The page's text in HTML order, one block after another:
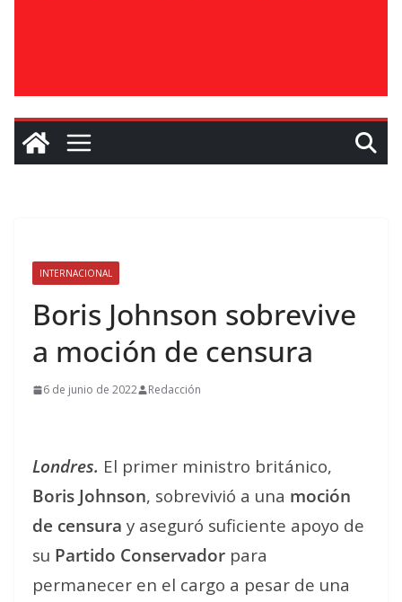
INTERNACIONAL
Boris Johnson sobrevive
a moción de censura
6 de junio de 2022 Redacción
Londres. El primer ministro británico,
Boris Johnson, sobrevivió a una moción
de censura y aseguró suficiente apoyo de
su Partido Conservador para
permanecer en el cargo a pesar de una